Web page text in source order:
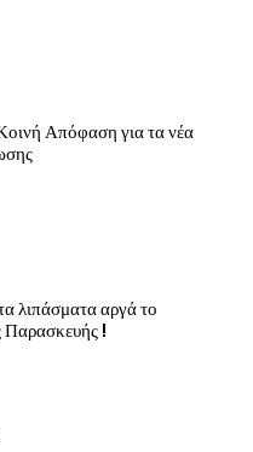
Απόφαση για τα νέα
λιπάσματα αργά το
Παρασκευής !